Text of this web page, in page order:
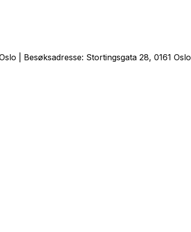
| Besøksadresse: Stortingsgata 28, 0161 Oslo